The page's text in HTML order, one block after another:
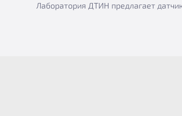
Лаборатория ДТИН предлагает